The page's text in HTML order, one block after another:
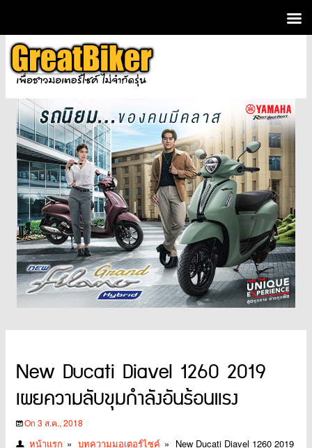
New Ducati Diavel 1260 2019
เผยความลับขุมกำลังอันร้อนแรง
On 3 ส.ค., 2018
หน้าแรก » บทความมอเตอร์ไซค์ » New Ducati Diavel 1260 2019